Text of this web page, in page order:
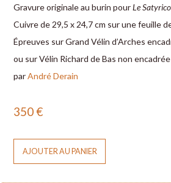
Gravure originale au burin pourLe
Cuivre de 29,5 x 24,7 cm sur une feuille
Épreuves sur Grand Vélin d’Arches
ou sur Vélin Richard de Bas non
parAndré Derain
350€
AJOUTER AU PANIER